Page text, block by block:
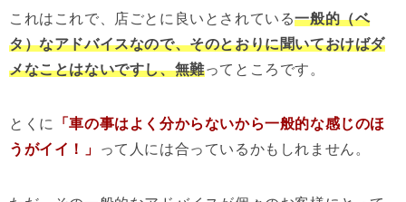
これはこれで、店ごとに良いとされている一般的（ベ
タ）なアドバイスなので、そのとおりに聞いておけばダ
メなことはないですし、無難ってところです。
とくに
「車の事はよく分からないから一般的な感じのほ
うがイイ！」
って人には合っているかもしれません。